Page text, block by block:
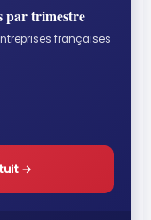
par trimestre
françaises
→